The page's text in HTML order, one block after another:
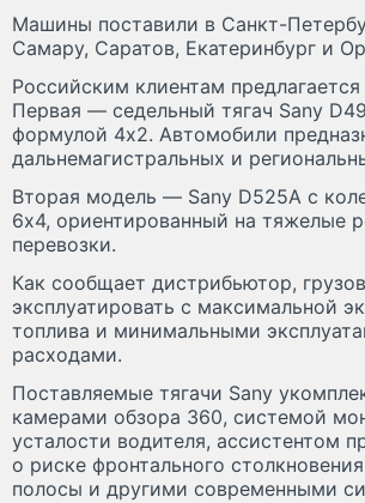
Машины поставили в Санкт-
Самару, Саратов, Екатеринбург и
Российским клиентам
Первая — седельный тягач Sany
формулой 4х2. Автомобили
дальнемагистральных и
Вторая модель — Sany D525A с
6х4, ориентированный на тяжелые
перевозки.
Как сообщает дистрибьютор,
эксплуатировать с максимальной
топлива и минимальными
расходами.
Поставляемые тягачи Sany
камерами обзора 360, системой
усталости водителя, ассистентом
о риске фронтального
полосы и другими современными